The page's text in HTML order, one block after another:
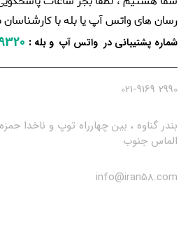
رسان های واتس آپ یا بله با کارشناسان
شماره پشتیبانی در واتس آپ و بله :
2990 021-9169
الماس جنوب
info@iran58.com